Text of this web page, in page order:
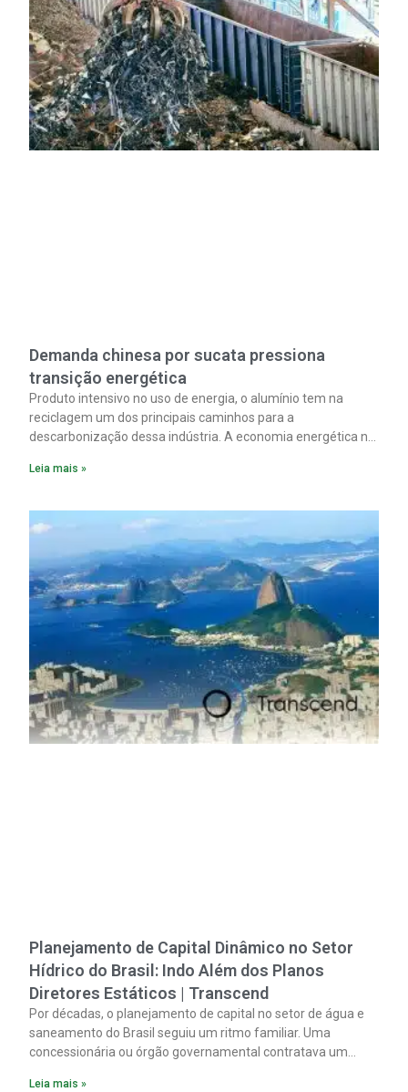
Demanda chinesa por sucata pressiona
transição energética
Produto intensivo no uso de energia, o alumínio tem na
reciclagem um dos principais caminhos para a
descarbonização dessa indústria. A economia energética na
material. A produção de um alumínio mais limpo, no entanto,
insumo, a sucata, devido, sobretudo, ao interesse chinês
pela matéria-prima.
Leia mais »
Planejamento de Capital Dinâmico no Setor
Hídrico do Brasil: Indo Além dos Planos
Diretores Estáticos | Transcend
Por décadas, o planejamento de capital no setor de água e
saneamento do Brasil seguiu um ritmo familiar. Uma
concessionária ou órgão governamental contratava um
Leia mais »